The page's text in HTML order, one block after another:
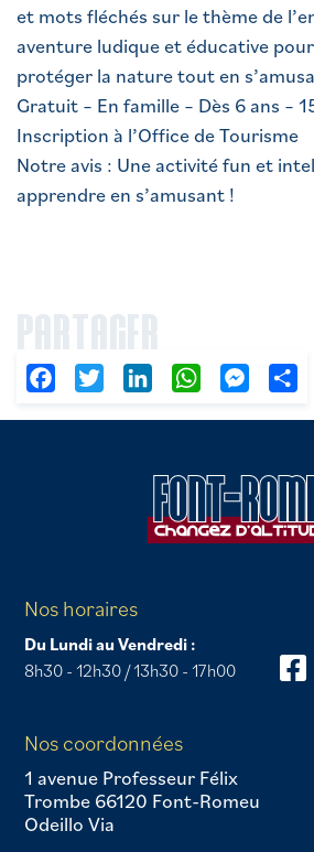
et mots fléchés sur le thème de
aventure ludique et éducative
protéger la nature tout en
Gratuit – En famille – Dès 6 ans –
Inscription à l’Office de Tourisme
Notre avis : Une activité fun et
apprendre en s’amusant !
PARTAGER
FacebookTwitter LinkedIn WhatsApp
Nos horaires
Du Lundi au Vendredi :
8h30 - 12h30 / 13h30 - 17h00
Nos coordonnées
1 avenue Professeur Félix
Trombe 66120 Font-Romeu
Odeillo Via